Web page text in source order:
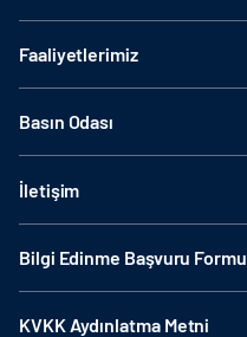
Faaliyetlerimiz
Basın Odası
İletişim
Bilgi Edinme Başvuru Formu
KVKK Aydınlatma Metni